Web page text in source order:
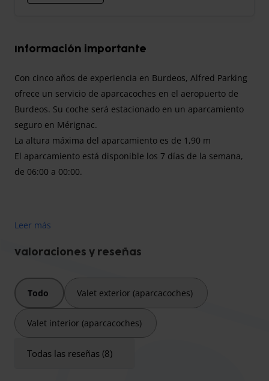
Información importante
Con cinco años de experiencia en Burdeos, Alfred Parking
ofrece un servicio de aparcacoches en el aeropuerto de
Burdeos. Su coche será estacionado en un aparcamiento
seguro en Mérignac.
La altura máxima del aparcamiento es de 1,90 m
El aparcamiento está disponible los 7 días de la semana,
de 06:00 a 00:00.
Burdeos. Su coche será estacionado en un aparcamiento
Leer más
Valoraciones y reseñas
Todo Valet exterior (aparcacoches)
Valet interior (aparcacoches)
Todas las reseñas (8)